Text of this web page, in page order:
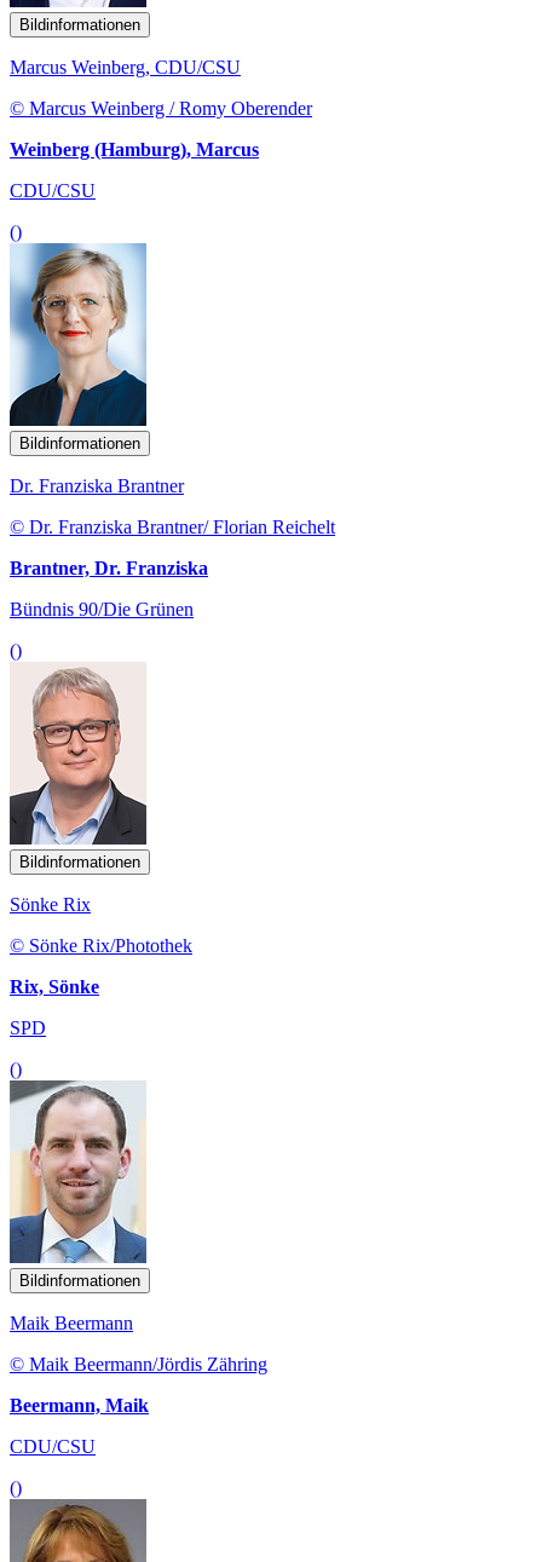
Bildinformationen
Marcus Weinberg, CDU/CSU
© Marcus Weinberg / Romy Oberender
Weinberg (Hamburg), Marcus
CDU/CSU
()
Bildinformationen
Dr. Franziska Brantner
© Dr. Franziska Brantner/ Florian Reichelt
Brantner, Dr. Franziska
Bündnis 90/Die Grünen
()
Bildinformationen
Sönke Rix
© Sönke Rix/Photothek
Rix, Sönke
SPD
()
Bildinformationen
Maik Beermann
© Maik Beermann/Jördis Zähring
Beermann, Maik
CDU/CSU
()